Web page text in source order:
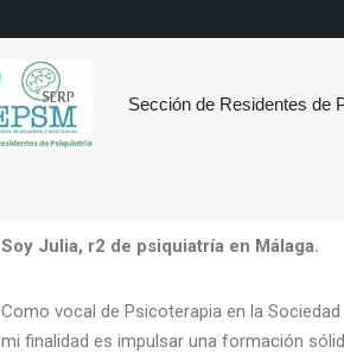
Sección de Residentes de
Soy Julia, r2 de psiquiatría en Málaga.
Como vocal de Psicoterapia en la
mi finalidad es impulsar una formación